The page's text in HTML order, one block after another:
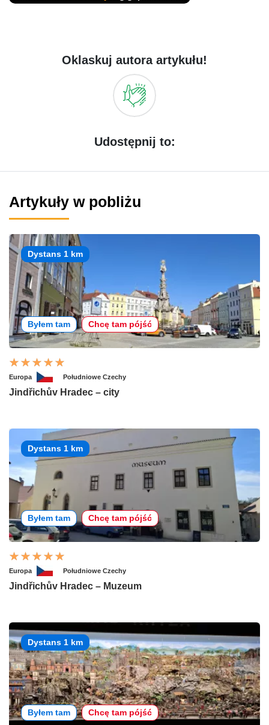
Oklaskuj autora artykułu!
Udostępnij to:
Artykuły w pobliżu
Dystans 1 km
Byłem tam Chcę tam pójść
Europa Południowe Czechy
Jindřichův Hradec – city
Dystans 1 km
Byłem tam Chcę tam pójść
Europa Południowe Czechy
Jindřichův Hradec – Muzeum
Dystans 1 km
Byłem tam Chcę tam pójść